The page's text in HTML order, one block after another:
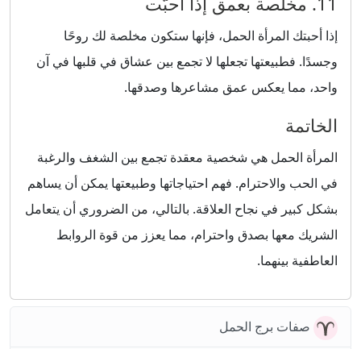
إذا أحبتك المرأة الحمل، فإنها ستكون مخلصة لك روحًا
وجسدًا. فطبيعتها تجعلها لا تجمع بين عشاق في قلبها في آن
واحد، مما يعكس عمق مشاعرها وصدقها.
الخاتمة
المرأة الحمل هي شخصية معقدة تجمع بين الشغف والرغبة
في الحب والاحترام. فهم احتياجاتها وطبيعتها يمكن أن يساهم
بشكل كبير في نجاح العلاقة. بالتالي، من الضروري أن يتعامل
الشريك معها بصدق واحترام، مما يعزز من قوة الروابط
العاطفية بينهما.
صفات برج الحمل